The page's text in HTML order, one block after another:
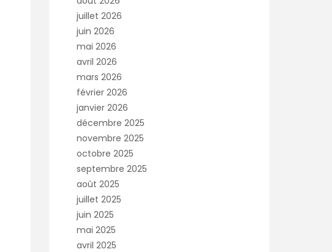
juillet 2026
juin 2026
mai 2026
avril 2026
mars 2026
février 2026
janvier 2026
décembre 2025
novembre 2025
octobre 2025
septembre 2025
août 2025
juillet 2025
juin 2025
mai 2025
avril 2025